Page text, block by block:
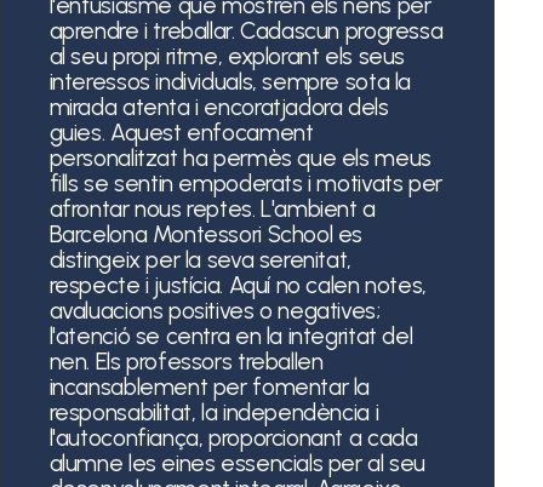
aprendre i treballar. Cadascun progressa
al seu propi ritme, explorant els seus
interessos individuals, sempre sota la
mirada atenta i encoratjadora dels
guies. Aquest enfocament
personalitzat ha permès que els meus
fills se sentin empoderats i motivats per
afrontar nous reptes. L'ambient a
Barcelona Montessori School es
distingeix per la seva serenitat,
respecte i justícia. Aquí no calen notes,
avaluacions positives o negatives;
l'atenció se centra en la integritat del
nen. Els professors treballen
incansablement per fomentar la
responsabilitat, la independència i
l'autoconfiança, proporcionant a cada
alumne les eines essencials per al seu